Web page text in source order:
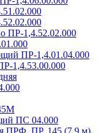
ПР-1,4.52.02.000
ПР-1,4.01.04.000
1,4.53.00.000
ПС 04.000
ПРФ, ПР, 145 (7,9 м),